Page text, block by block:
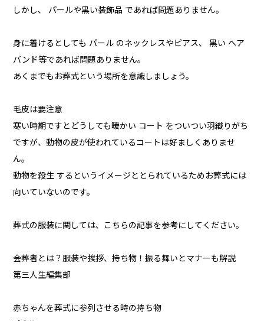
しかし、 パールや黒い装飾品 であれば問題ありません。
身に着けるとしても パール のネックレスやピアス、 黒い ヘア
バンド等であれば問題ありません。
あくまでもお葬式という場所を意識しましょう。
毛皮は要注意
寒い時期ですとどうしても暖かい コート をついつい羽織りがち
ですが、動物の皮が使われているコートは好ましくありませ
ん。
動物を殺生 するというイメージととられているためお葬式には
向いていないのです。
葬式の服装に関しては、こちらの記事を参考にしてください。
会葬者とは？服装や挨拶、持ち物！振る舞いとマナーも解説
第三人生編集部
赤ちゃんを葬式に参列させる時の持ち物